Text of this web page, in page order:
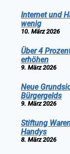
Internet und
wenig
10. März 2026
Über 4
erhöhen
9. März 2026
Neue
Bürgergelds
9. März 2026
Stiftung
Handys
8. März 2026